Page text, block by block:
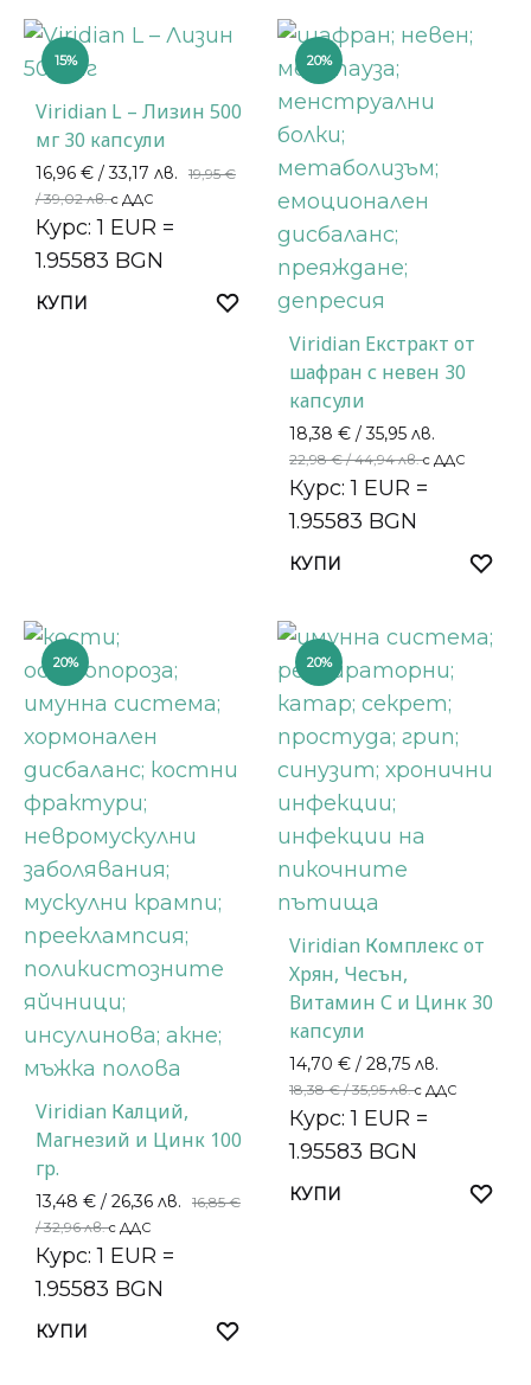
15%
Viridian L – Лизин 500
мг 30 капсули
16,96 € / 33,17 лв. 19,95€
/ 39,02 лв.с ДДС
Курс: 1 EUR =
1.95583 BGN
КУПИ
20%
Viridian Екстракт от
шафран с невен 30
капсули
18,38 € / 35,95 лв.
22,98€/ 44,94 лв.с ДДС
Курс: 1 EUR =
1.95583 BGN
КУПИ
20%
Viridian Калций,
Магнезий и Цинк 100
гр.
13,48 € / 26,36 лв. 16,85€
/ 32,96 лв.с ДДС
Курс: 1 EUR =
1.95583 BGN
КУПИ
20%
Viridian Комплекс от
Хрян, Чесън,
Витамин С и Цинк 30
капсули
14,70 € / 28,75 лв.
18,38€/ 35,95 лв.с ДДС
Курс: 1 EUR =
1.95583 BGN
КУПИ